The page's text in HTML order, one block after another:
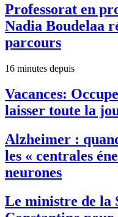
Professorat en
Nadia Boudelaa
parcours
16 minutes depuis
Vacances:
laisser toute la
Alzheimer :
les « centrales
neurones
Le ministre de la